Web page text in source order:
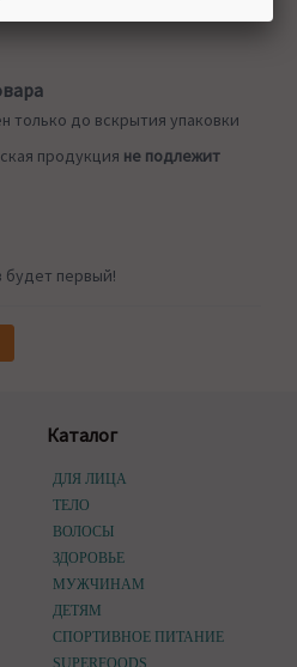
только до вскрытия упаковки
продукция не подлежит
будет первый!
Каталог
ДЛЯ ЛИЦА
ТЕЛО
ВОЛОСЫ
ЗДОРОВЬЕ
МУЖЧИНАМ
ДЕТЯМ
СПОРТИВНОЕ ПИТАНИЕ
SUPERFOODS